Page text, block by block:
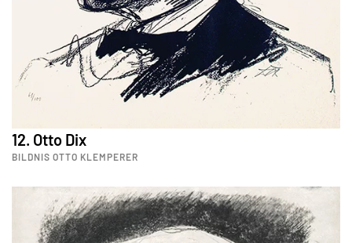
12. Otto Dix
BILDNIS OTTO KLEMPERER